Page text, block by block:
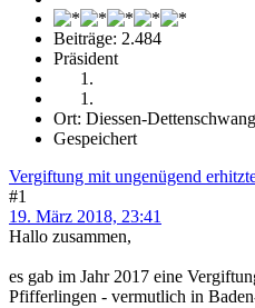
Beiträge: 2.484
Präsident
Ort: Diessen-Dettenschwang
Gespeichert
Vergiftung mit ungenügend
#1
19. März 2018, 23:41
Hallo zusammen,
es gab im Jahr 2017 eine
Pfifferlingen - vermutlich in